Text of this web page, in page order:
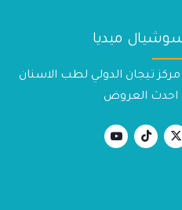
ميديا
تيجان الدولي لطب الاسنان
احدث العروض